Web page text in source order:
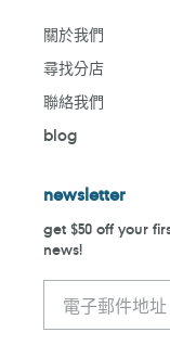
關於我們
尋找分店
聯絡我們
blog
newsletter
get $50 off your
news!